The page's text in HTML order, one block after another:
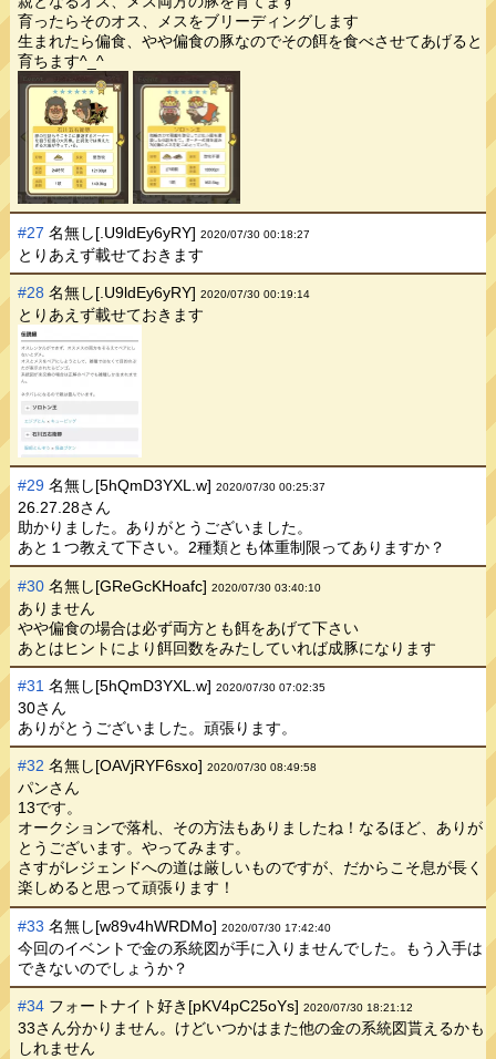
育ったらそのオス、メスをブリーディングします
生まれたら偏食、やや偏食の豚なのでその餌を食べさせてあげると
育ちます^_^
#27 名無し[.U9ldEy6yRY]2020/07/30 00:18:27
とりあえず載せておきます
#28 名無し[.U9ldEy6yRY]2020/07/30 00:19:14
とりあえず載せておきます
#29 名無し[5hQmD3YXL.w]2020/07/30 00:25:37
26.27.28さん
助かりました。ありがとうございました。
あと１つ教えて下さい。2種類とも体重制限ってありますか？
#30 名無し[GReGcKHoafc]2020/07/30 03:40:10
ありません
やや偏食の場合は必ず両方とも餌をあげて下さい
あとはヒントにより餌回数をみたしていれば成豚になります
#31 名無し[5hQmD3YXL.w]2020/07/30 07:02:35
30さん
ありがとうございました。頑張ります。
#32 名無し[OAVjRYF6sxo]2020/07/30 08:49:58
パンさん
13です。
オークションで落札、その方法もありましたね！なるほど、ありが
とうございます。やってみます。
さすがレジェンドへの道は厳しいものですが、だからこそ息が長く
楽しめると思って頑張ります！
#33 名無し[w89v4hWRDMo]2020/07/30 17:42:40
今回のイベントで金の系統図が手に入りませんでした。もう入手は
できないのでしょうか？
#34 フォートナイト好き[pKV4pC25oYs]2020/07/30 18:21:12
33さん分かりません。けどいつかはまた他の金の系統図貰えるかも
しれません